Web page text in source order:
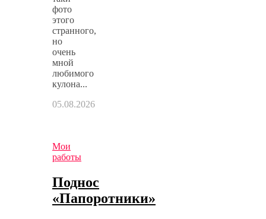
фото
этого
странного,
но
очень
мной
любимого
кулона...
05.08.2026
Мои
работы
Поднос
«Папоротники»